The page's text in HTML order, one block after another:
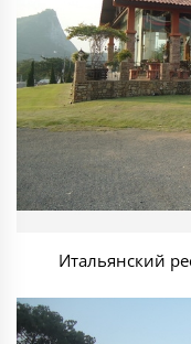
Итальянский